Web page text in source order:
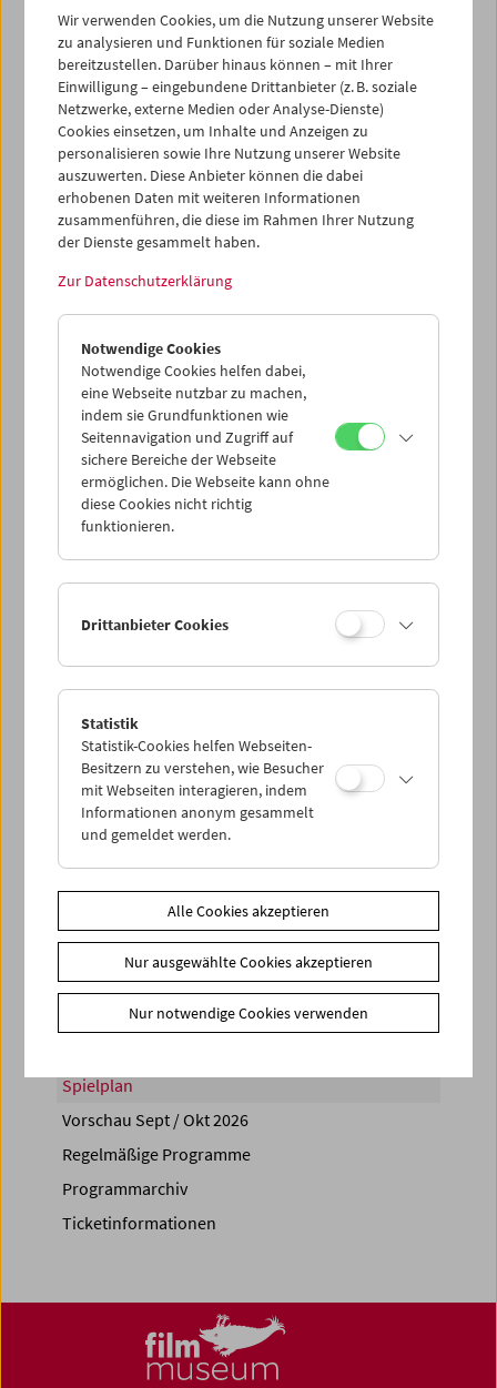
26
28 30
02
03
04 05 06 07 08
iCalender
Programmheft-PDF
English language or subtitles
< Vorherige Woche
Mo 5.6.
Di 6.6.
Mi 7.6.
Do 8.6.
Sa 10.6.
PROGRAMM ÜBERBLICK
Share on
Spielplan
Vorschau Sept / Okt 2026
Regelmäßige Programme
Programmarchiv
Ticketinformationen
Wir verwenden Cookies, um die Nutzung unserer Website
zu analysieren und Funktionen für soziale Medien
bereitzustellen. Darüber hinaus können – mit Ihrer
Einwilligung – eingebundene Drittanbieter (z. B. soziale
Netzwerke, externe Medien oder Analyse-Dienste)
Cookies einsetzen, um Inhalte und Anzeigen zu
personalisieren sowie Ihre Nutzung unserer Website
auszuwerten. Diese Anbieter können die dabei
erhobenen Daten mit weiteren Informationen
zusammenführen, die diese im Rahmen Ihrer Nutzung
der Dienste gesammelt haben.
Zur Datenschutzerklärung
Notwendige Cookies
Notwendige Cookies helfen dabei,
eine Webseite nutzbar zu machen,
indem sie Grundfunktionen wie
Seitennavigation und Zugriff auf
sichere Bereiche der Webseite
ermöglichen. Die Webseite kann ohne
diese Cookies nicht richtig
funktionieren.
Drittanbieter Cookies
Statistik
Statistik-Cookies helfen Webseiten-
Besitzern zu verstehen, wie Besucher
mit Webseiten interagieren, indem
Informationen anonym gesammelt
und gemeldet werden.
Alle Cookies akzeptieren
Nur ausgewählte Cookies akzeptieren
Nur notwendige Cookies verwenden